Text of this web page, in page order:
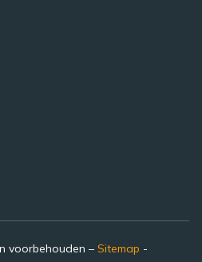
voorbehouden – Sitemap -